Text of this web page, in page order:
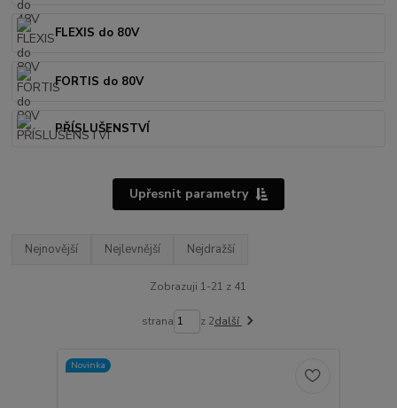
FLEXIS do 80V
FORTIS do 80V
PŘÍSLUŠENSTVÍ
Upřesnit parametry
Nejnovější Nejlevnější Nejdražší
Zobrazuji 1-21 z 41
strana z 2další
Novinka